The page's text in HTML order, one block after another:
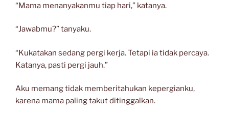
“Mama menanyakanmu tiap hari,” katanya.
“Jawabmu?” tanyaku.
“Kukatakan sedang pergi kerja. Tetapi ia tidak percaya.
Katanya, pasti pergi jauh.”
Aku memang tidak memberitahukan kepergianku,
karena mama paling takut ditinggalkan.